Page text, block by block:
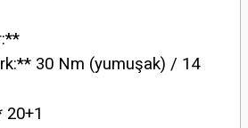
30 Nm (yumuşak) / 14
20+1